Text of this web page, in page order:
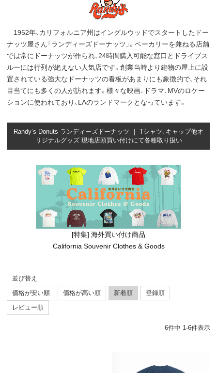
1952年、カリフォルニア州はイングルウッドでスタートしたドー
ナッツ屋さん「ランディーズドーナッツ」。ベーカリーを兼ねる店舗
では常にドーナッツが作られ、24時間購入可能な窓口とドライブス
ルーには行列が絶えない人気店です。創業当時より建物の屋上に設
置されている強大なドーナッツの看板があまりにも象徴的で、それ
目当てにも多くの人が訪れます。様々な映画、ドラマ、MVのロケー
ションに使われており、LAのランドマークとなっています。
Randy’s Donuts ランディーズドーナッツ ｜ Tシャツ、キャップ他オ
リジナルグッズ 現地店頭買い付けにて各種取り扱い
[特集] 海外買い付け商品
California Souvenir Clothes & Goods
並び替え
価格が安い順
価格が高い順 新着順
登録順
レビュー順
6件中 1 -6件表示